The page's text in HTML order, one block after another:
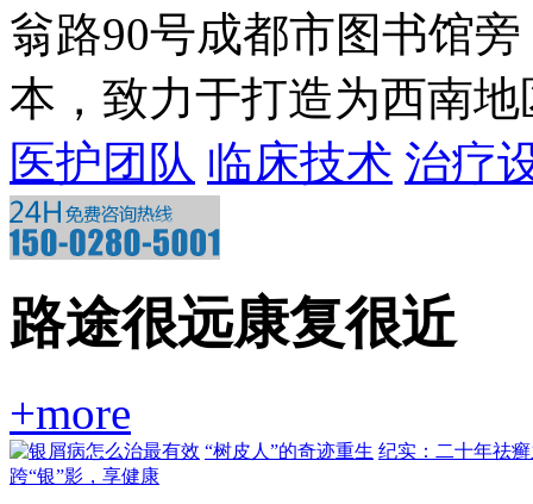
翁路90号成都市图书馆
本，致力于打造为西南
医护团队 临床技术 治疗
路途很远康复很近
+more
“树皮人”的奇迹重生 纪实：二十年祛
跨“银”影，享健康